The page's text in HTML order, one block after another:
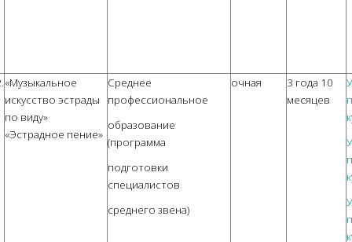
«Музыкальное
искусство эстрады
по виду»
«Эстрадное пение»
Среднее
профессиональное
образование
(программа
подготовки
специалистов
среднего звена)
очная
3 года 10
месяцев